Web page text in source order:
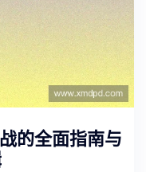
的全面指南与